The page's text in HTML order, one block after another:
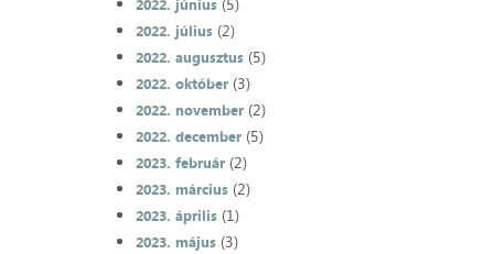
2022. június
2022. július(2)
2022. augusztus(5)
2022. október(3)
2022. november(2)
2022. december(5)
2023. február(2)
2023. március(2)
2023. április(1)
2023. május(3)